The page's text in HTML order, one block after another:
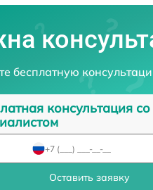
бесплатную
консультация со
Оставить заявку